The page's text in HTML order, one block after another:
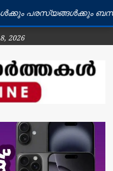
പരസ്യങ്ങൾക്കും
2026